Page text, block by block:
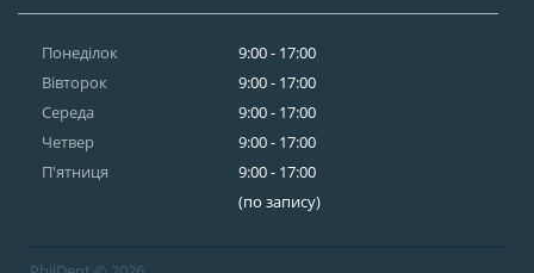
Понеділок
Вівторок
Середа
Четвер
П'ятниця
9:00 - 17:00
9:00 - 17:00
9:00 - 17:00
9:00 - 17:00
9:00 - 17:00
(по запису)